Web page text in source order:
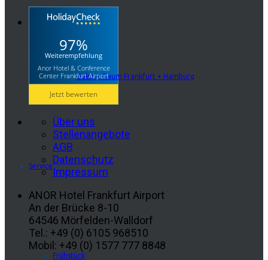
Galerie Raum Frankfurt + Hamburg
Service
Frühstück
97%
Weiterempfehlung
Anor Hotel & Conference
Center Frankfurt Airport
Jetzt bewerten
Über uns
Stellenangebote
AGB
Datenschutz
Impressum
ANOR Hotel Frankfurt Airport
An der Brücke 8-10
64546 Mörfelden-Walldorf
Tel.: +49 (0) 6105 968510
Mobil: +49 (0) 1577 777 8848